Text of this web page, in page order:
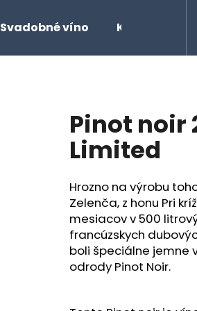
Svadobné víno Kontakty
Pinot noir
Limited
Hrozno na výrobu
Zelenča, z honu Pri
mesiacov v 500
francúzskych
boli špeciálne jemne
odrody Pinot Noir.